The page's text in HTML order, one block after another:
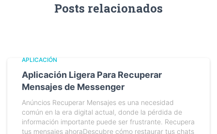
Posts relacionados
APLICACIÓN
Aplicación Ligera Para Recuperar
Mensajes de Messenger
Anúncios Recuperar Mensajes es una necesidad
común en la era digital actual, donde la pérdida de
información importante puede ser frustrante. Recupera
tus mensajes ahoraDescubre cómo restaurar tus chats